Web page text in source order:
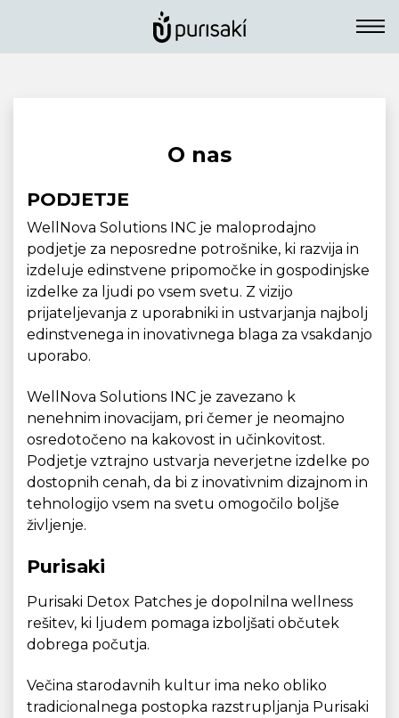
O nas
PODJETJE
WellNova Solutions INC je maloprodajno
podjetje za neposredne potrošnike, ki razvija in
izdeluje edinstvene pripomočke in gospodinjske
izdelke za ljudi po vsem svetu. Z vizijo
prijateljevanja z uporabniki in ustvarjanja najbolj
edinstvenega in inovativnega blaga za vsakdanjo
uporabo.
WellNova Solutions INC je zavezano k
nenehnim inovacijam, pri čemer je neomajno
osredotočeno na kakovost in učinkovitost.
Podjetje vztrajno ustvarja neverjetne izdelke po
dostopnih cenah, da bi z inovativnim dizajnom in
tehnologijo vsem na svetu omogočilo boljše
življenje.
Purisaki
Purisaki Detox Patches je dopolnilna wellness
rešitev, ki ljudem pomaga izboljšati občutek
dobrega počutja.
Večina starodavnih kultur ima neko obliko
tradicionalnega postopka razstrupljanja Purisaki